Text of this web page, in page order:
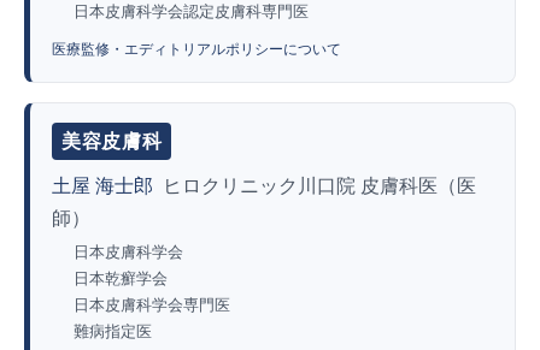
日本皮膚科学会認定皮膚科専門医
医療監修・エディトリアルポリシーについて
美容皮膚科
土屋 海士郎
ヒロクリニック川口院 皮膚科医（医
師）
日本皮膚科学会
日本乾癬学会
日本皮膚科学会専門医
難病指定医